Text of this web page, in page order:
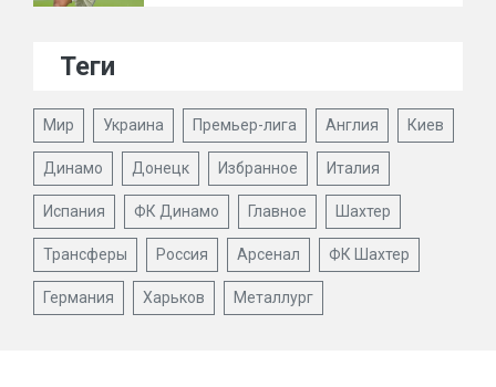
Теги
Мир Украина Премьер-лига Англия Киев
Динамо Донецк Избранное Италия
Испания ФК Динамо Главное Шахтер
Трансферы Россия Арсенал ФК Шахтер
Германия Харьков Металлург